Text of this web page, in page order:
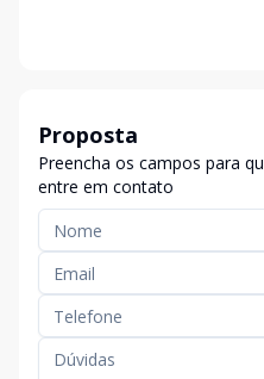
Proposta
Preencha os campos para
entre em contato